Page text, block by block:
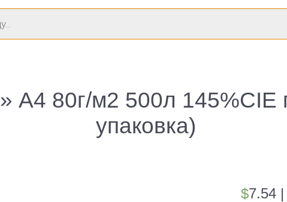
A4 80г/м2 500л 145%CIE
упаковка)
$7.54